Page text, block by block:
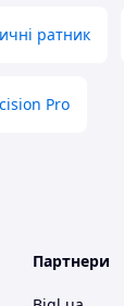
ратник
Pro
Партнери